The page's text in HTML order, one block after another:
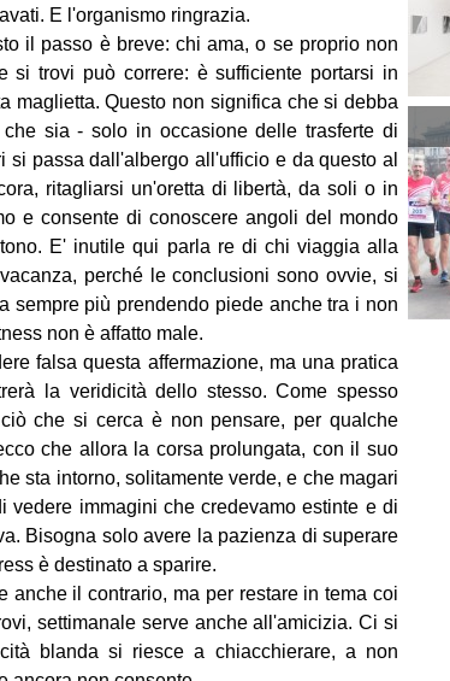
E l'organismo ringrazia.
il passo è breve: chi ama, o se proprio non
si trovi può correre: è sufficiente portarsi in
maglietta. Questo non significa che si debba
sia - solo in occasione delle trasferte di
passa dall'albergo all'ufficio e da questo al
ritagliarsi un'oretta di libertà, da soli o in
e consente di conoscere angoli del mondo
E' inutile qui parla re di chi viaggia alla
perché le conclusioni sono ovvie, si
sempre più prendendo piede anche tra i non
non è affatto male.
falsa questa affermazione, ma una pratica
la veridicità dello stesso. Come spesso
che si cerca è non pensare, per qualche
che allora la corsa prolungata, con il suo
sta intorno, solitamente verde, e che magari
vedere immagini che credevamo estinte e di
Bisogna solo avere la pazienza di superare
è destinato a sparire.
anche il contrario, ma per restare in tema coi
settimanale serve anche all'amicizia. Ci si
blanda si riesce a chiacchierare, a non